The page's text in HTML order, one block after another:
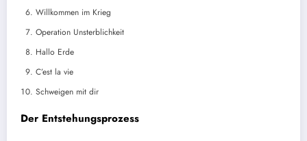
Willkommen im Krieg
Operation Unsterblichkeit
Hallo Erde
C’est la vie
Schweigen mit dir
Der Entstehungsprozess